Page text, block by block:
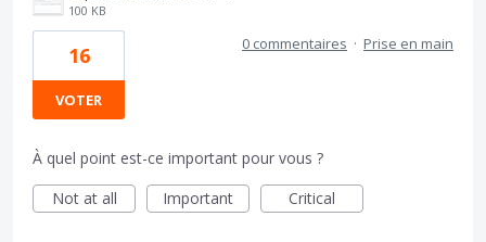
100 KB
16
VOTER
0 commentaires · Prise en main
À quel point est-ce important pour vous ?
Not at all
Important Critical